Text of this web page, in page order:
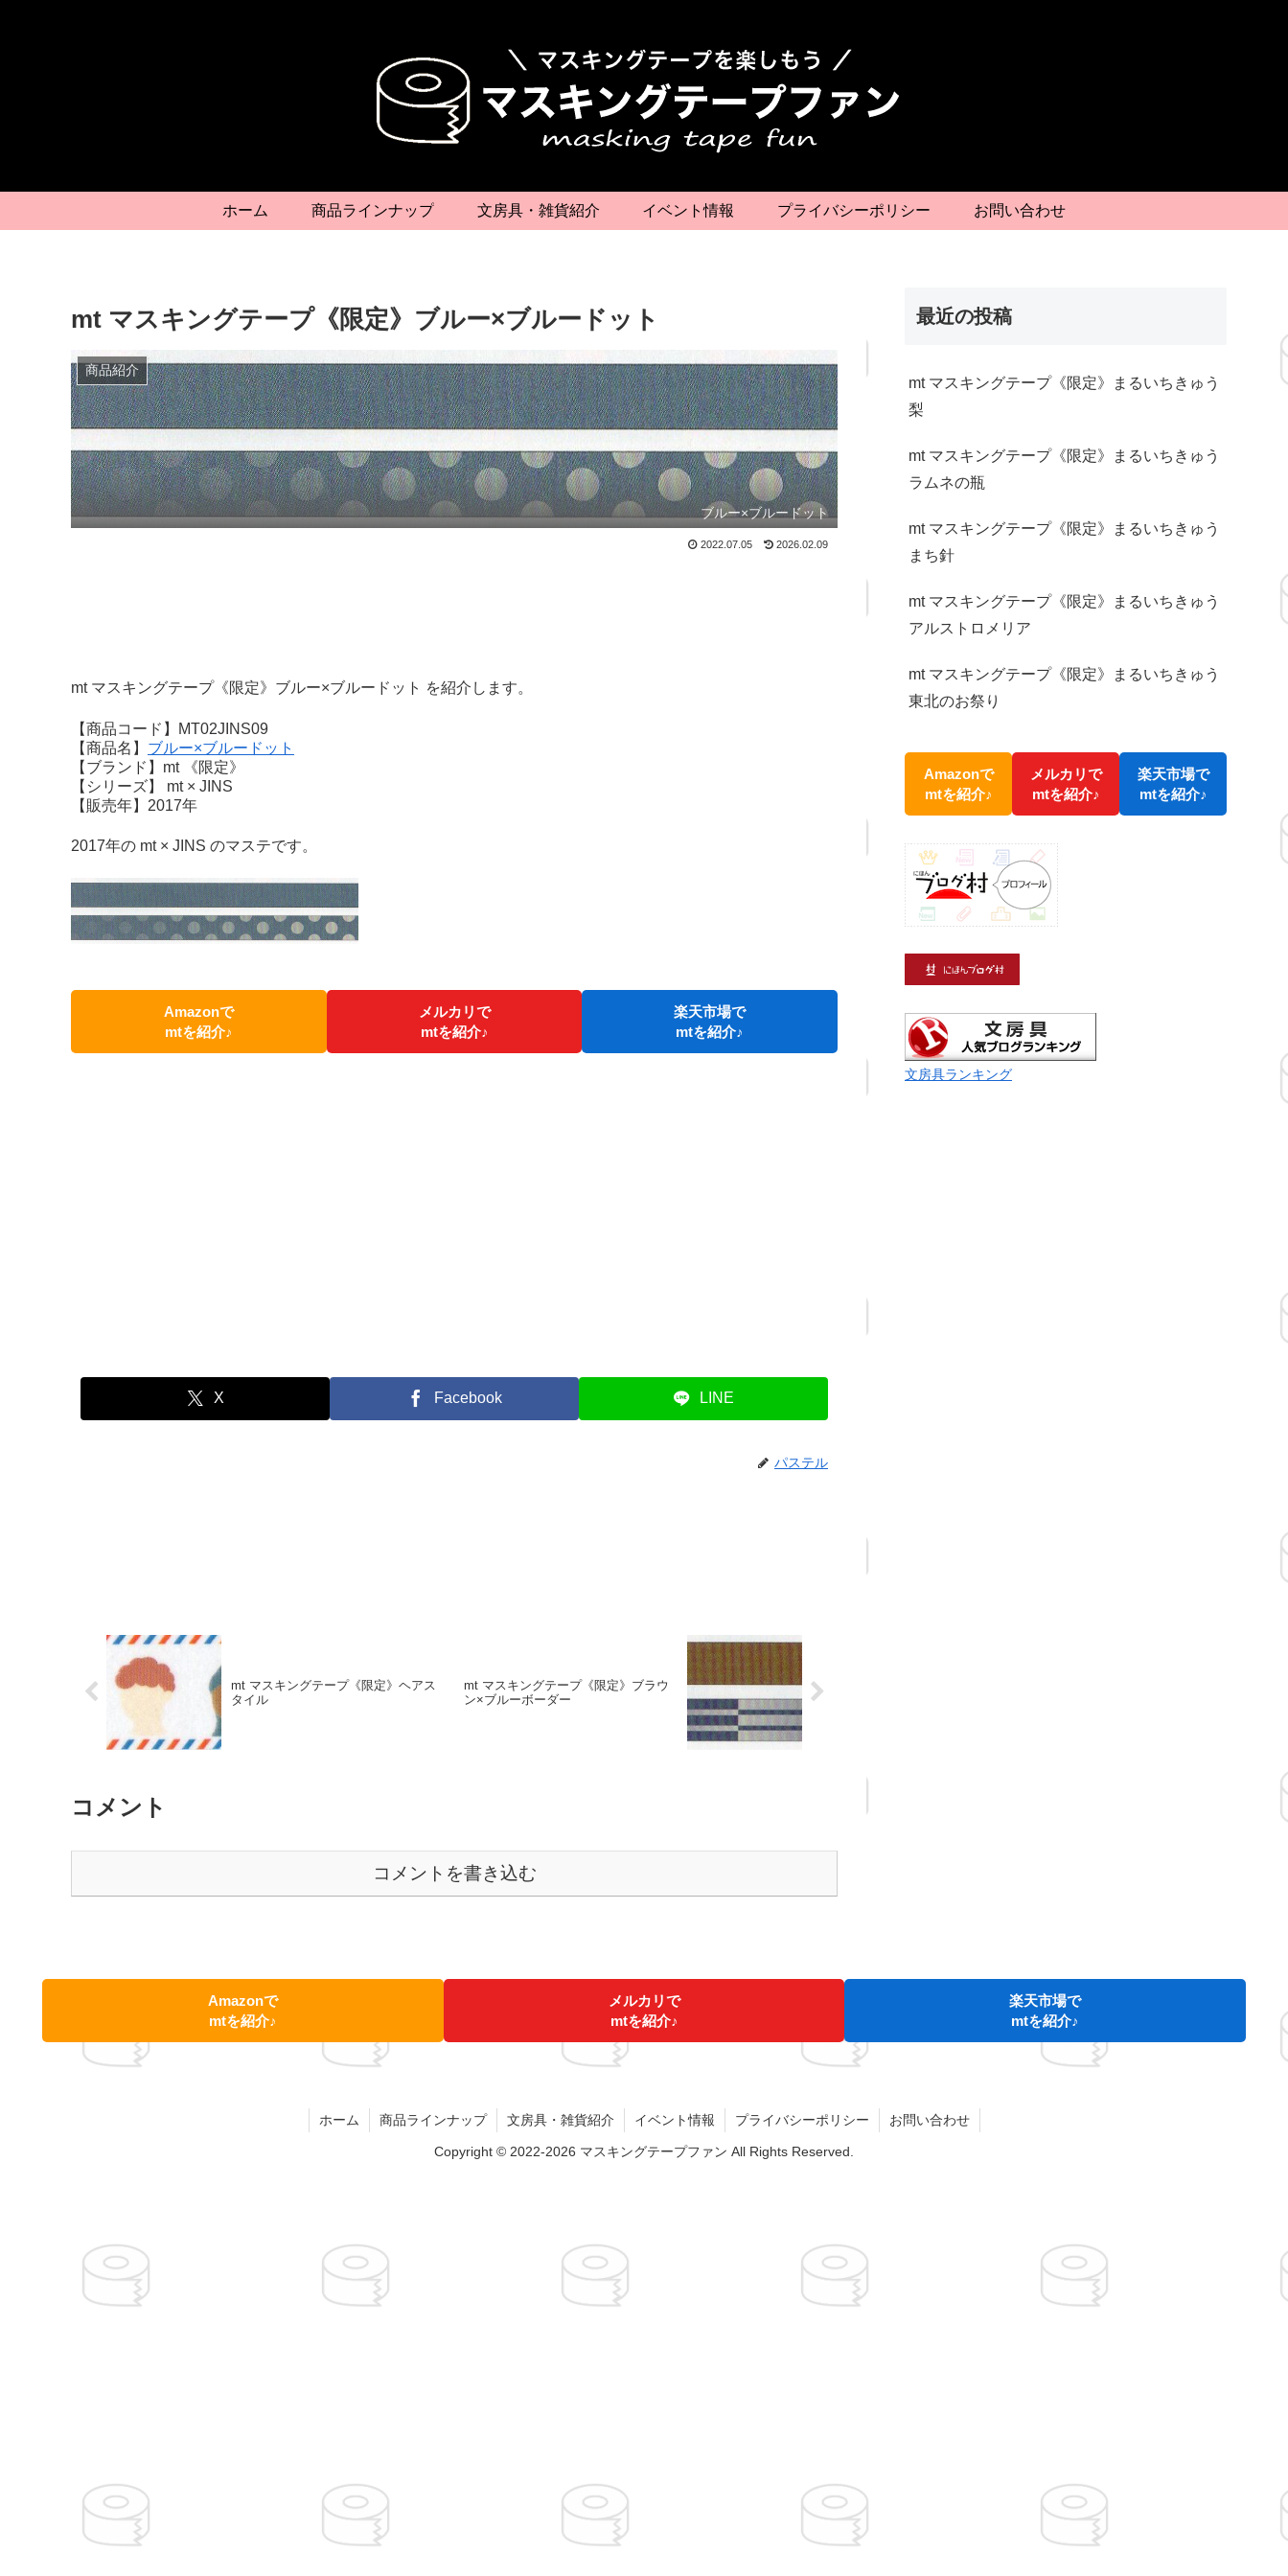
ホーム 商品ラインナップ 文房具・雑貨紹介 イベント情報 プライバシーポリシー お問い合わせ
mt マスキングテープ《限定》ブルー×ブルードット
商品紹介
ブルー×ブルードット
2022.07.05 2026.02.09
mt マスキングテープ《限定》ブルー×ブルードット を紹介します。
【商品コード】MT02JINS09
【商品名】 ブルー×ブルードット
【ブランド】mt 《限定》
【シリーズ】 mt × JINS
【販売年】2017年
2017年の mt × JINS のマステです。
Amazonで
mtを紹介♪
メルカリで
mtを紹介♪
楽天市場で
mtを紹介♪
X Facebook LINE
パステル
mt マスキングテープ《限定》ヘアス
タイル
mt マスキングテープ《限定》ブラウ
ン×ブルーボーダー
コメント
コメントを書き込む
最近の投稿
mt マスキングテープ《限定》まるいちきゅう
梨
mt マスキングテープ《限定》まるいちきゅう
ラムネの瓶
mt マスキングテープ《限定》まるいちきゅう
まち針
mt マスキングテープ《限定》まるいちきゅう
アルストロメリア
mt マスキングテープ《限定》まるいちきゅう
東北のお祭り
Amazonで
mtを紹介♪
メルカリで
mtを紹介♪
楽天市場で
mtを紹介♪
文房具ランキング
Amazonで
mtを紹介♪
メルカリで
mtを紹介♪
楽天市場で
mtを紹介♪
ホーム 商品ラインナップ 文房具・雑貨紹介 イベント情報 プライバシーポリシー お問い合わせ
Copyright © 2022-2026 マスキングテープファン All Rights Reserved.